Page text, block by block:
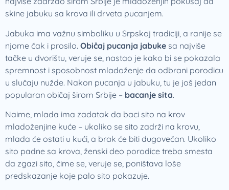
skine jabuku sa krova ili drveta pucanjem.
Jabuka ima važnu simboliku u Srpskoj tradiciji, a ranije se
njome čak i prosilo. Običaj pucanja jabuke sa najviše
tačke u dvorištu, veruje se, nastao je kako bi se pokazala
spremnost i sposobnost mladoženje da odbrani porodicu
u slučaju nužde. Nakon pucanja u jabuku, tu je još jedan
popularan običaj širom Srbije – bacanje sita.
Naime, mlada ima zadatak da baci sito na krov
mladoženjine kuće – ukoliko se sito zadrži na krovu,
mlada će ostati u kući, a brak će biti dugovečan. Ukoliko
sito padne sa krova, ženski deo porodice treba smesta
da zgazi sito, čime se, veruje se, poništava loše
predskazanje koje palo sito pokazuje.